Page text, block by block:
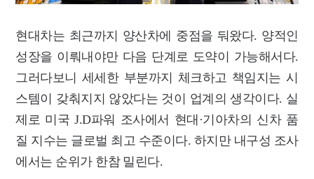
현대차는 최근까지 양산차에 중점을 둬왔다. 양적인
성장을 이뤄내야만 다음 단계로 도약이 가능해서다.
그러다보니 세세한 부분까지 체크하고 책임지는 시
스템이 갖춰지지 않았다는 것이 업계의 생각이다. 실
제로 미국 J.D파워 조사에서 현대·기아차의 신차 품
질 지수는 글로벌 최고 수준이다. 하지만 내구성 조사
에서는 순위가 한참 밀린다.